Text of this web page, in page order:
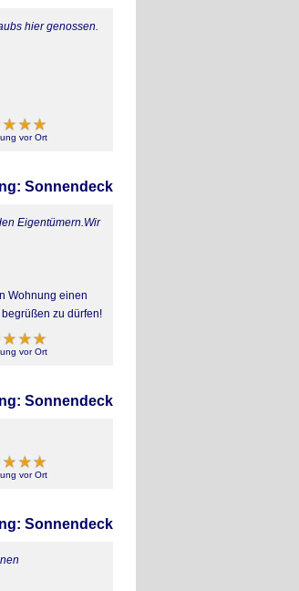
hier genossen.
vor Ort
Sonnendeck
Eigentümern.Wir
Wohnung einen
zu dürfen!
vor Ort
Sonnendeck
vor Ort
Sonnendeck